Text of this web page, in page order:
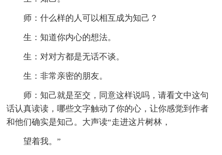
师：什么样的人可以相互成为知己？
生：知道你内心的想法。
生：对对方都是无话不谈。
生：非常亲密的朋友。
师：知己就是至交，同意这样说吗，请看文中这句
话认真读读，哪些文字触动了你的心，让你感觉到作者
和他们确实是知己。大声读“走进这片树林，
望着我。”